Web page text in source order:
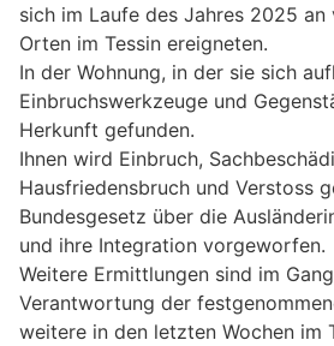
sich im Laufe des Jahres 2025 an
Orten im Tessin ereigneten.
In der Wohnung, in der sie sich
Einbruchswerkzeuge und
Herkunft gefunden.
Ihnen wird Einbruch,
Hausfriedensbruch und Verstoss
Bundesgesetz über die
und ihre Integration vorgeworfen.
Weitere Ermittlungen sind im
Verantwortung der
weitere in den letzten Wochen im